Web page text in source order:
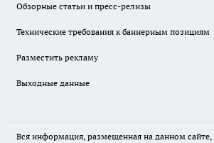
Обзорные статьи и пресс-релизы
Технические требования к баннерным позициям
Разместить рекламу
Выходные данные
Вся информация, размещенная на данном сайте,